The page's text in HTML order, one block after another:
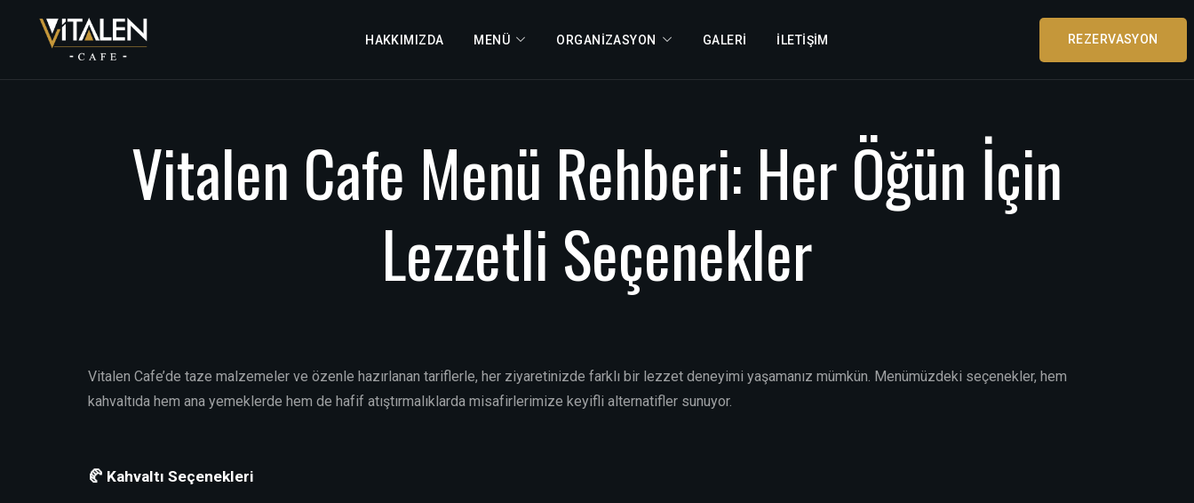
HAKKIMIZDA MENÜ ORGANIZASYON GALERI İLETIŞIM REZERVASYON
YAP
Vitalen Cafe Menü Rehberi: HerÖğün İçin
Lezzetli Seçenekler
Vitalen Cafe’de taze malzemeler ve özenle hazırlanan tariflerle, her ziyaretinizde farklı bir lezzet deneyimi yaşamanız mümkün. Menümüzdeki seçenekler, hem
kahvaltıda hem ana yemeklerde hem de hafif atıştırmalıklarda misafirlerimize keyifli alternatifler sunuyor.
🥐 Kahvaltı Seçenekleri